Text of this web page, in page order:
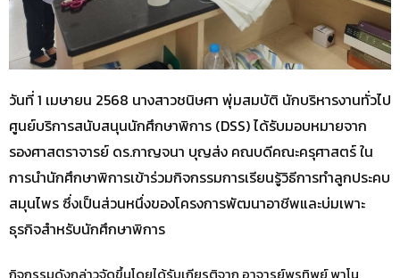
วันที่ 1 เมษายน 2568 นางสาวชนิษศา พุ่มสมบัติ นักบริหารงานทั่วไป
ศูนย์บริการสนับสนุนนักศึกษาพิการ (DSS) ได้รับมอบหมายจาก
รองศาสตราจารย์ ดร.กาญจนา บุญส่ง คณบดีคณะครุศาสตร์ ใน
การนำนักศึกษาพิการเข้าร่วมกิจกรรมการเรียนรู้วิธีการทำลูกประคบ
สมุนไพร ซึ่งเป็นส่วนหนึ่งของโครงการพัฒนาอาชีพและบ่มเพาะ
ธุรกิจสำหรับนักศึกษาพิการ